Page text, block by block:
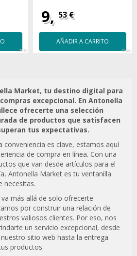
7840
9, 53 €
AÑADIR A CARRITO
43426
Market, tu destino digital para
excepcional. En Antonella
ofrecerte una selección
de productos que satisfacen
tus expectativas.
conveniencia es clave, estamos aquí
de compra en línea. Con una
que van desde artículos para el
Antonella Market es tu ventanilla
necesitas.
más allá de solo ofrecerte
por construir una relación de
valiosos clientes. Por eso, nos
un servicio excepcional, desde
sitio web hasta la entrega
productos.